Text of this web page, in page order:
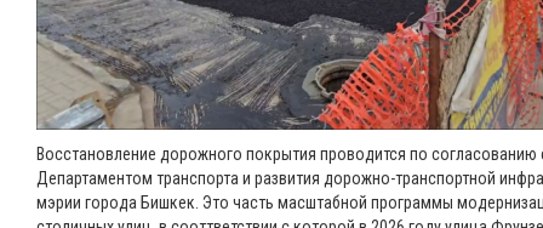
Восстановление дорожного покрытия проводится по согласованию
Департаментом транспорта и развития дорожно-транспортной
мэрии города Бишкек. Это часть масштабной программы